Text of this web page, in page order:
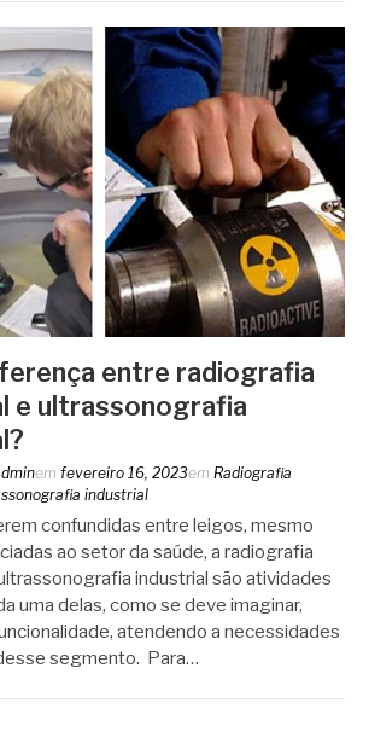
entre radiografia
e ultrassonografia
em fevereiro 16, 2023em Radiografia
industrial
confundidas entre leigos, mesmo
ao setor da saúde, a radiografia
industrial são atividades
uma delas, como se deve imaginar,
atendendo a necessidades
segmento. Para…